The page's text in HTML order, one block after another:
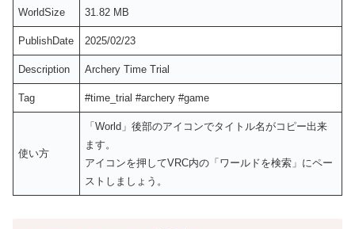
WorldSize 31.82 MB
PublishDate 2025/02/23
Description Archery Time Trial
Tag #time_trial #archery #game
使い方
「World」後部のアイコンでタイトル名がコピー出来
ます。
アイコンを押してVRC内の「ワールドを検索」にペー
ストしましょう。